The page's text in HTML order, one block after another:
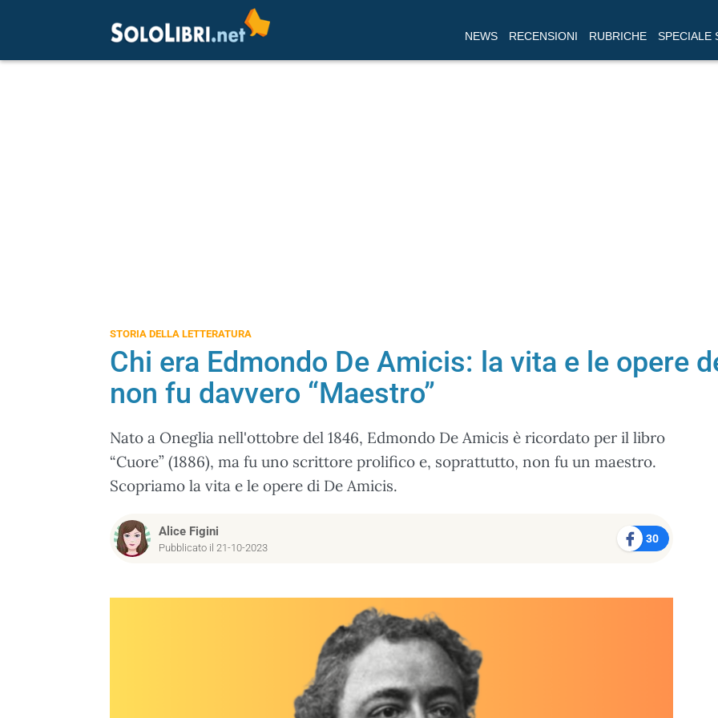
NEWS RECENSIONI RUBRICHE SPECIALE
STORIA DELLA LETTERATURA
Chi era Edmondo De Amicis: la vita e le opere
non fu davvero “Maestro”
Nato a Oneglia nell'ottobre del 1846, Edmondo De Amicis è ricordato per il libro
“Cuore” (1886), ma fu uno scrittore prolifico e, soprattutto, non fu un maestro.
Scopriamo la vita e le opere di De Amicis.
Alice Figini
Pubblicato il 21-10-2023
30